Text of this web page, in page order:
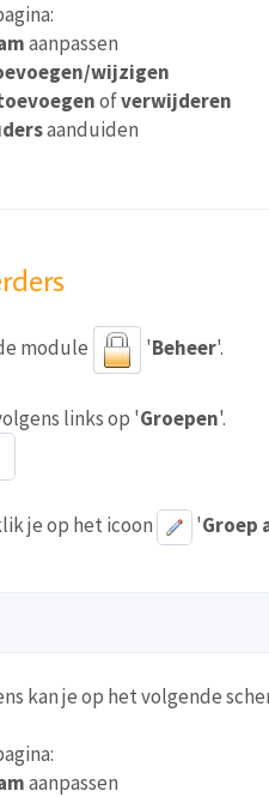
aanpassen
wijzigen
ofverwijderen
aanduiden
module 'Beheer'.
links op 'Groepen'.
je op het icoon 'Groep
kan je op het volgende
aanpassen